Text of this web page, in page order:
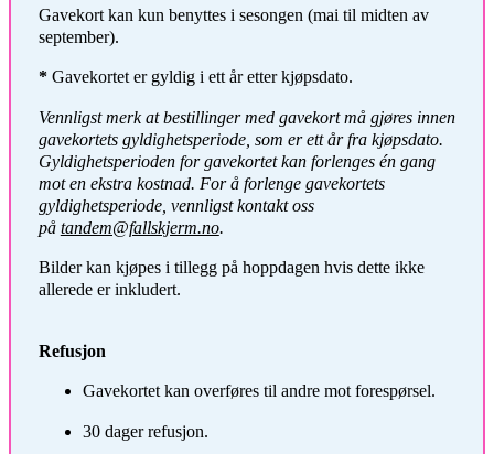
Gavekort kan kun benyttes i sesongen (mai til midten av
september).
*Gavekortet er gyldig i ett år etter kjøpsdato.
Vennligst merk at bestillinger med gavekort må gjøres innen
gavekortets gyldighetsperiode, som er ett år fra kjøpsdato.
Gyldighetsperioden for gavekortet kan forlenges én gang
mot en ekstra kostnad. For å forlenge gavekortets
gyldighetsperiode, vennligst kontakt oss
på tandem@fallskjerm.no.
Bilder kan kjøpes i tillegg på hoppdagen hvis dette ikke
allerede er inkludert.
Refusjon
Gavekortet kan overføres til andre mot forespørsel.
30 dager refusjon.